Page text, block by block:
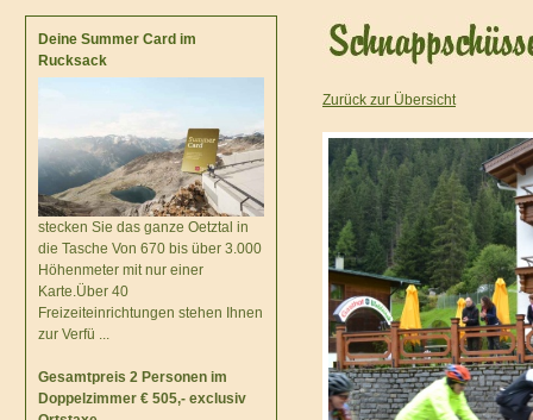
Deine Summer Card im
Rucksack
stecken Sie das ganze Oetztal in
die Tasche Von 670 bis über 3.000
Höhenmeter mit nur einer
Karte.Über 40
Freizeiteinrichtungen stehen Ihnen
zur Verfü ...
Gesamtpreis 2 Personen im
Doppelzimmer € 505,- exclusiv
Zurück zur Übersicht